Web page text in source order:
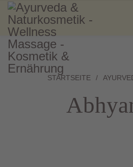
STARTSEITE